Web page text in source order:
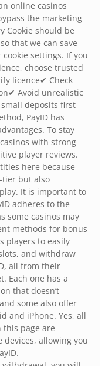
online casinos
the marketing
Cookie should be
that we can save
settings. If you
choose trusted
licence✔ Check
Avoid unrealistic
deposits first
PayID has
To stay
with strong
player reviews.
here because
tier but also
It is important to
adheres to the
some casinos may
methods for bonus
players to easily
and withdraw
all from their
Each one has a
that doesn’t
some also offer
and iPhone. Yes, all
this page are
devices, allowing you